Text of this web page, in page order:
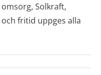
Solkraft,
fritid uppges alla